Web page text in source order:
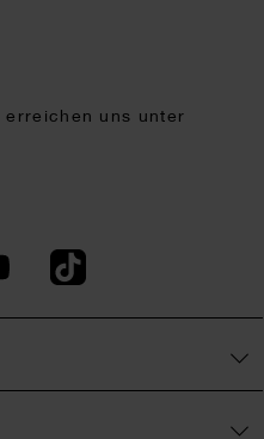
erreichen uns unter
YouTubeTikTok